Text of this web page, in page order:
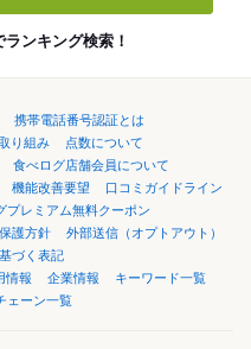
ンキング検索！
携帯電話番号認証とは
り組み
点数について
食べログ店舗会員について
機能改善要望
口コミガイドライン
プレミアム無料クーポン
護方針
外部送信（オプトアウト）
づく表記
情報 企業情報
キーワード一覧
ェーン一覧